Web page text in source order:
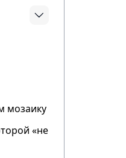
мозаику
«не